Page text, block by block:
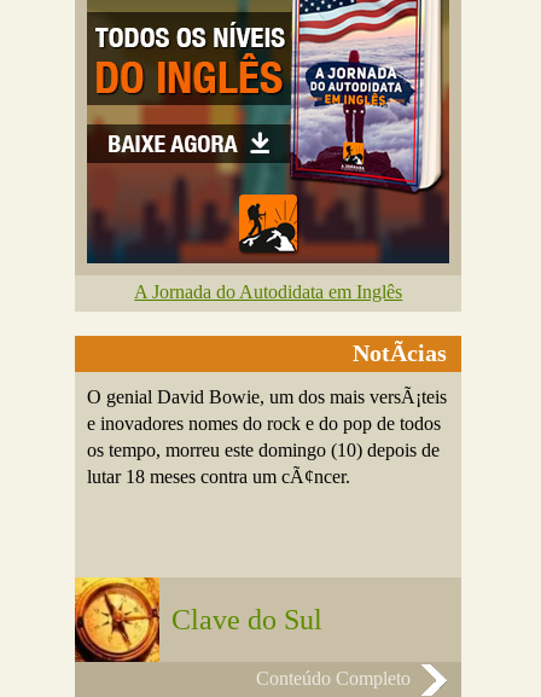
A Jornada do Autodidata em Inglês
NotÃ­cias
O genial David Bowie, um dos mais versÃ¡teis
e inovadores nomes do rock e do pop de todos
os tempo, morreu este domingo (10) depois de
lutar 18 meses contra um cÃ¢ncer.
Clave do Sul
Conteúdo Completo